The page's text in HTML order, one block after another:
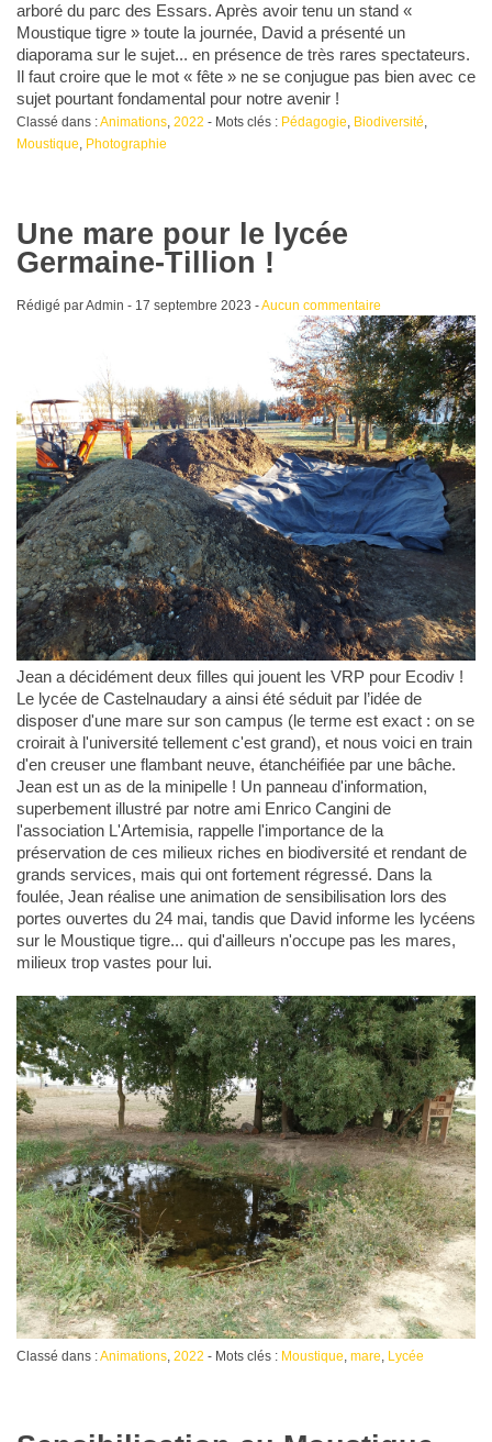
arboré du parc des Essars. Après avoir tenu un stand «
Moustique tigre » toute la journée, David a présenté un
diaporama sur le sujet... en présence de très rares spectateurs.
Il faut croire que le mot « fête » ne se conjugue pas bien avec ce
sujet pourtant fondamental pour notre avenir !
Classé dans :Animations, 2022 - Mots clés : Pédagogie, Biodiversité,
Moustique, Photographie
Une mare pour le lycée
Germaine-Tillion !
Rédigé par Admin - 17 septembre 2023 -Aucun commentaire
Jean a décidément deux filles qui jouent les VRP pour Ecodiv !
Le lycée de Castelnaudary a ainsi été séduit par l’idée de
disposer d'une mare sur son campus (le terme est exact : on se
croirait à l'université tellement c'est grand), et nous voici en train
d'en creuser une flambant neuve, étanchéifiée par une bâche.
Jean est un as de la minipelle ! Un panneau d'information,
superbement illustré par notre ami Enrico Cangini de
l'association L'Artemisia, rappelle l'importance de la
préservation de ces milieux riches en biodiversité et rendant de
grands services, mais qui ont fortement régressé. Dans la
foulée, Jean réalise une animation de sensibilisation lors des
portes ouvertes du 24 mai, tandis que David informe les lycéens
sur le Moustique tigre... qui d'ailleurs n'occupe pas les mares,
milieux trop vastes pour lui.
Classé dans :Animations, 2022 - Mots clés : Moustique, mare, Lycée